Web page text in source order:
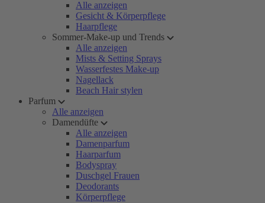
Alle anzeigen
Gesicht & Körperpflege
Haarpflege
Sommer-Make-up und Trends
Alle anzeigen
Mists & Setting Sprays
Wasserfestes Make-up
Nagellack
Beach Hair stylen
Parfum
Alle anzeigen
Damendüfte
Alle anzeigen
Damenparfum
Haarparfum
Bodyspray
Duschgel Frauen
Deodorants
Körperpflege